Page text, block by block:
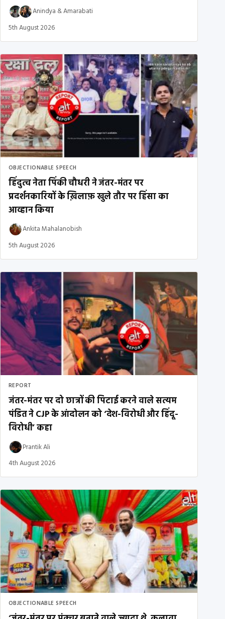
Anindya &Amarabati
5th August 2026
OBJECTIONABLE SPEECH
हिंदुत्व नेता पिंकी चौधरी ने जंतर-मंतर पर
प्रदर्शनकारियों के ख़िलाफ़ खुले तौर पर हिंसा का
आव्हान किया
Ankita Mahalanobish
5th August 2026
REPORT
जंतर-मंतर पर दो छात्रों की पिटाई करने वाले सत्यम
पंडित ने CJP के आंदोलन को ‘देश-विरोधी और हिंदू-
विरोधी’ कहा
Prantik Ali
4th August 2026
OBJECTIONABLE SPEECH